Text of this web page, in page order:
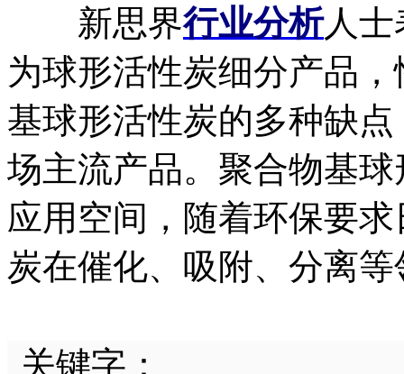
新思界行业分析人士
为球形活性炭细分产品
基球形活性炭的多种缺
场主流产品。聚合物基
应用空间，随着环保要
炭在催化、吸附、分离
关键字：